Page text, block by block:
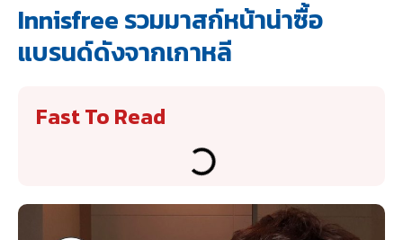
Innisfree รวมมาสก์หน้าน่าซื้อ
แบรนด์ดังจากเกาหลี
Fast To Read